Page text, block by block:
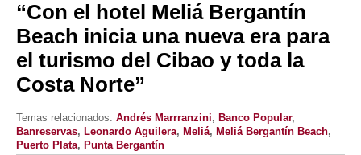
“Con el hotel Meliá Bergantín
Beach inicia una nueva era para
el turismo del Cibao y toda la
Costa Norte”
Temas relacionados: Andrés Marrranzini, Banco Popular,
Banreservas, Leonardo Aguilera, Meliá, Meliá Bergantín Beach,
Puerto Plata, Punta Bergantín